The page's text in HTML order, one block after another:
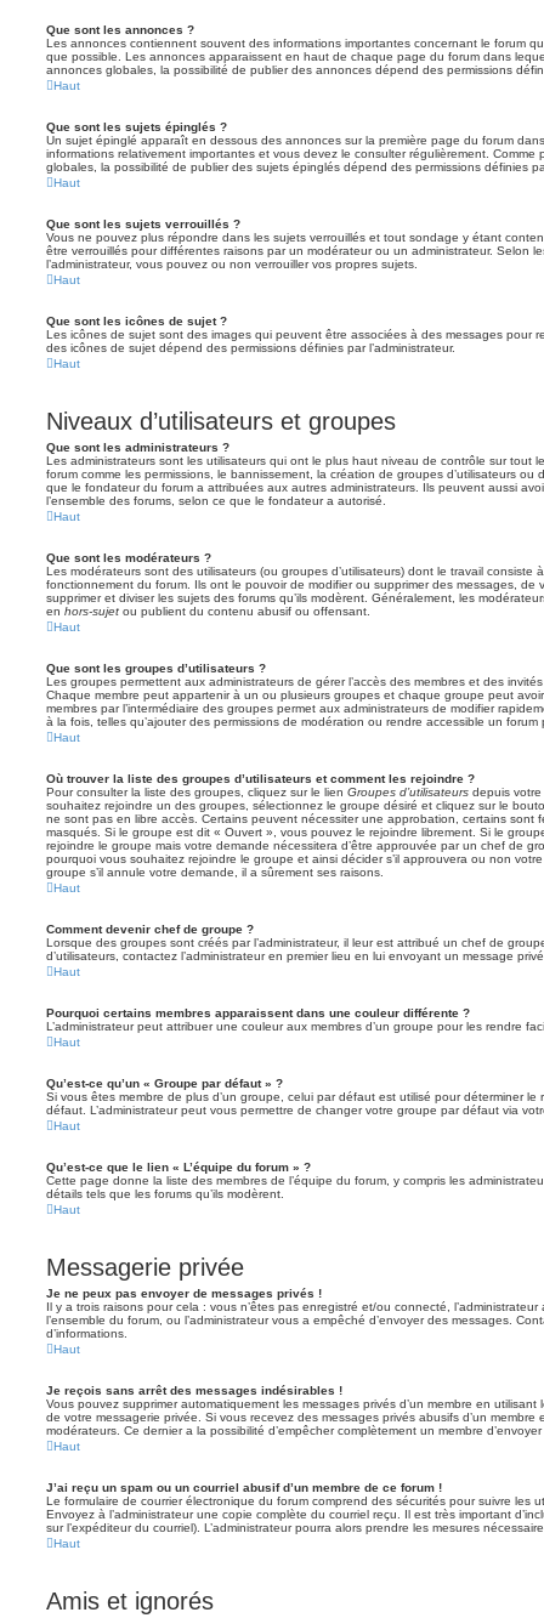
Que sont les annonces ?
Les annonces contiennent souvent des informations importantes concernant le forum
que possible. Les annonces apparaissent en haut de chaque page du forum dans
annonces globales, la possibilité de publier des annonces dépend des permissions
Haut
Que sont les sujets épinglés ?
Un sujet épinglé apparaît en dessous des annonces sur la première page du forum
informations relativement importantes et vous devez le consulter régulièrement.
globales, la possibilité de publier des sujets épinglés dépend des permissions définies
Haut
Que sont les sujets verrouillés ?
Vous ne pouvez plus répondre dans les sujets verrouillés et tout sondage y étant
être verrouillés pour différentes raisons par un modérateur ou un administrateur. Selon
l’administrateur, vous pouvez ou non verrouiller vos propres sujets.
Haut
Que sont les icônes de sujet ?
Les icônes de sujet sont des images qui peuvent être associées à des messages pour
des icônes de sujet dépend des permissions définies par l’administrateur.
Haut
Niveaux d’utilisateurs et groupes
Que sont les administrateurs ?
Les administrateurs sont les utilisateurs qui ont le plus haut niveau de contrôle sur tout
forum comme les permissions, le bannissement, la création de groupes d’utilisateurs ou
que le fondateur du forum a attribuées aux autres administrateurs. Ils peuvent aussi
l’ensemble des forums, selon ce que le fondateur a autorisé.
Haut
Que sont les modérateurs ?
Les modérateurs sont des utilisateurs (ou groupes d’utilisateurs) dont le travail consiste
fonctionnement du forum. Ils ont le pouvoir de modifier ou supprimer des messages, de
supprimer et diviser les sujets des forums qu’ils modèrent. Généralement, les
en hors-sujet ou publient du contenu abusif ou offensant.
Haut
Que sont les groupes d’utilisateurs ?
Les groupes permettent aux administrateurs de gérer l’accès des membres et des
Chaque membre peut appartenir à un ou plusieurs groupes et chaque groupe peut
membres par l’intermédiaire des groupes permet aux administrateurs de modifier
à la fois, telles qu’ajouter des permissions de modération ou rendre accessible un forum
Haut
Où trouver la liste des groupes d’utilisateurs et comment les rejoindre ?
Pour consulter la liste des groupes, cliquez sur le lien Groupes d’utilisateurs depuis votre
souhaitez rejoindre un des groupes, sélectionnez le groupe désiré et cliquez sur le
ne sont pas en libre accès. Certains peuvent nécessiter une approbation, certains sont
masqués. Si le groupe est dit « Ouvert », vous pouvez le rejoindre librement. Si le
rejoindre le groupe mais votre demande nécessitera d’être approuvée par un chef de
pourquoi vous souhaitez rejoindre le groupe et ainsi décider s’il approuvera ou non
groupe s’il annule votre demande, il a sûrement ses raisons.
Haut
Comment devenir chef de groupe ?
Lorsque des groupes sont créés par l’administrateur, il leur est attribué un chef de
d’utilisateurs, contactez l’administrateur en premier lieu en lui envoyant un message
Haut
Pourquoi certains membres apparaissent dans une couleur différente ?
L’administrateur peut attribuer une couleur aux membres d’un groupe pour les rendre
Haut
Qu’est-ce qu’un « Groupe par défaut » ?
Si vous êtes membre de plus d’un groupe, celui par défaut est utilisé pour déterminer
défaut. L’administrateur peut vous permettre de changer votre groupe par défaut via
Haut
Qu’est-ce que le lien « L’équipe du forum » ?
Cette page donne la liste des membres de l’équipe du forum, y compris les
détails tels que les forums qu’ils modèrent.
Haut
Messagerie privée
Je ne peux pas envoyer de messages privés !
Il y a trois raisons pour cela : vous n’êtes pas enregistré et/ou connecté,
l’ensemble du forum, ou l’administrateur vous a empêché d’envoyer des messages.
d’informations.
Haut
Je reçois sans arrêt des messages indésirables !
Vous pouvez supprimer automatiquement les messages privés d’un membre en
de votre messagerie privée. Si vous recevez des messages privés abusifs d’un membre
modérateurs. Ce dernier a la possibilité d’empêcher complètement un membre
Haut
J’ai reçu un spam ou un courriel abusif d’un membre de ce forum !
Le formulaire de courrier électronique du forum comprend des sécurités pour suivre les
Envoyez à l’administrateur une copie complète du courriel reçu. Il est très important
sur l’expéditeur du courriel). L’administrateur pourra alors prendre les mesures
Haut
Amis et ignorés